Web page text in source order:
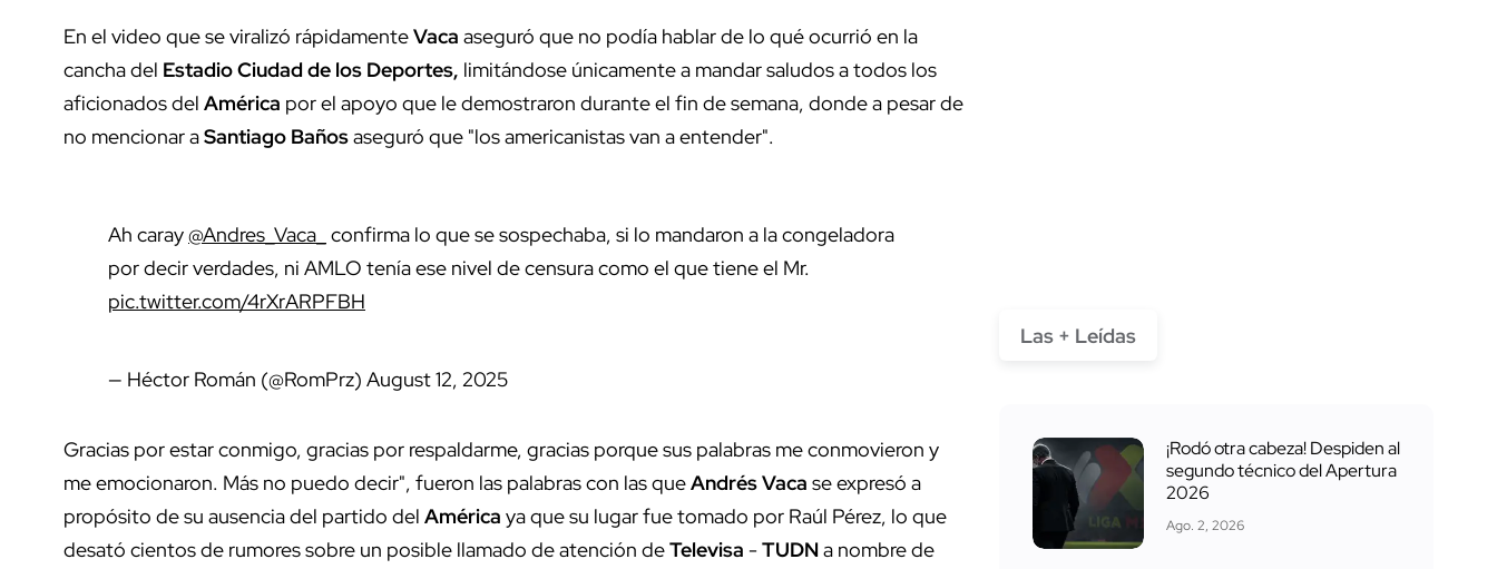
En el video que se viralizó rápidamenteVaca aseguró que no podía hablar de lo qué ocurrió en la
cancha del Estadio Ciudad de los Deportes, limitándose únicamente a mandar saludos a todos los
aficionados del América por el apoyo que le demostraron durante el fin de semana, donde a pesar de
no mencionar aSantiago Bañosaseguró que "los americanistas van a entender".
Ah caray@Andres_Vaca_ confirma lo que se sospechaba, si lo mandaron a la congeladora
por decir verdades, ni AMLO tenía ese nivel de censura como el que tiene el Mr.
pic.twitter.com/4rXrARPFBH
— Héctor Román (@RomPrz) August 12, 2025
Gracias por estar conmigo, gracias por respaldarme, gracias porque sus palabras me conmovieron y
me emocionaron. Más no puedo decir", fueron las palabras con las queAndrés Vaca se expresó a
propósito de su ausencia del partido del América ya que su lugar fue tomado por Raúl Pérez, lo que
desató cientos de rumores sobre un posible llamado de atención deTelevisa -TUDNa nombre de
Las + Leídas
¡Rodó otra cabeza! Despiden al
segundo técnico del Apertura
2026
Ago. 2, 2026